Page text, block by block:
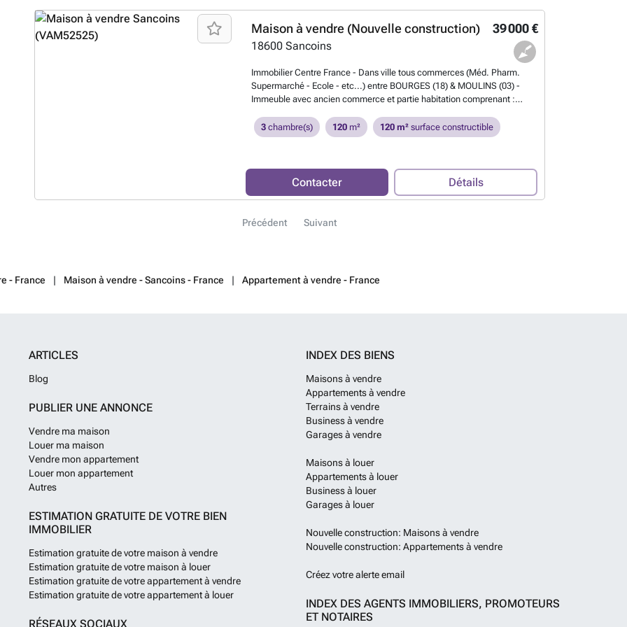
39 000 €
Maison à vendre (Nouvelle construction)
18600 Sancoins
Immobilier Centre France - Dans ville tous commerces (Méd. Pharm.
Supermarché - Ecole - etc...) entre BOURGES (18) & MOULINS (03) -
Immeuble avec ancien commerce et partie habitation comprenant :
réserve - A l'étage : 3 chambres + 2 greniers - dépendances - Cour jardin
clos - Tél. ###En savoir plus ?
3chambre(s) 120m² 120 m²surface constructible
Contacter Détails
Précédent Suivant
- France Maison à vendre - Sancoins - France Appartement à vendre - France
ARTICLES
Blog
PUBLIER UNE ANNONCE
Vendre ma maison
Louer ma maison
Vendre mon appartement
Louer mon appartement
Autres
ESTIMATION GRATUITE DE VOTRE BIEN
IMMOBILIER
Estimation gratuite de votre maison à vendre
Estimation gratuite de votre maison à louer
Estimation gratuite de votre appartement à vendre
Estimation gratuite de votre appartement à louer
RÉSEAUX SOCIAUX
INDEX DES BIENS
Maisons à vendre
Appartements à vendre
Terrains à vendre
Business à vendre
Garages à vendre
Maisons à louer
Appartements à louer
Business à louer
Garages à louer
Nouvelle construction: Maisons à vendre
Nouvelle construction: Appartements à vendre
Créez votre alerte email
INDEX DES AGENTS IMMOBILIERS, PROMOTEURS
ET NOTAIRES